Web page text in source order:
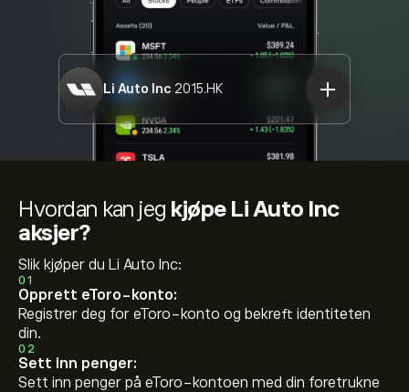
Li Auto Inc 2015.HK
Hvordan kan jeg kjøpe Li Auto Inc
aksjer?
Slik kjøper du Li Auto Inc:
01
Opprett eToro-konto:
Registrer deg for eToro-konto og bekreft identiteten
din.
02
Sett inn penger:
Sett inn penger på eToro-kontoen med din foretrukne